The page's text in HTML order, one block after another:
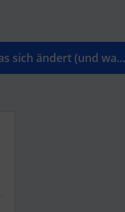
sich ändert (und wa...